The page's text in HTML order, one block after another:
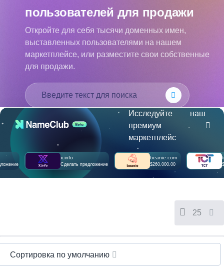
Deutsch
Português
Français
हिन्दी
Italiano
日
本
語
국
Српски
US Dollar USD ($)
人民币 CNY (¥)
Canadian Dollar CAD
Pesos Mexicanos MXN
(MX$)
British Pound GBP (£)
Real Brasileiro BRL
(R$)
©
2002-
2025
Dynadot
LLC.
пользователей для продажи
Откройте для себя тысячи доменных имен,
выставленных пользователями на нашем
маркетплейсе, или разместите свои собственные
для продажи.
Массовый поиск Поиск ИИ
Исследуйте наш
премиум
маркетплейс
x.info
Сделать предложение
beanie.com
$260,000.00
tct.com
25
Сортировка по умолчанию